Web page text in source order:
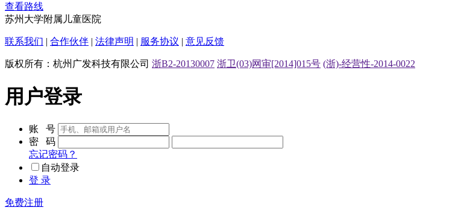
查看路线
苏州大学附属儿童医院
联系我们 | 合作伙伴 | 法律声明 | 服务协议 | 意见反馈
版权所有：杭州广发科技有限公司 浙B2-20130007 浙卫(03)网审[2014]015号 (浙)-经营性-2014-0022
用户登录
账 号
密 码
忘记密码？
自动登录
登 录
免费注册